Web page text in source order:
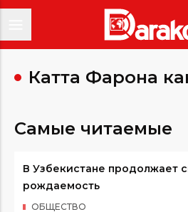
Катта Фарғона
Самые читаемые
В Узбекистане продолжает
рождаемость
ОБЩЕСТВО